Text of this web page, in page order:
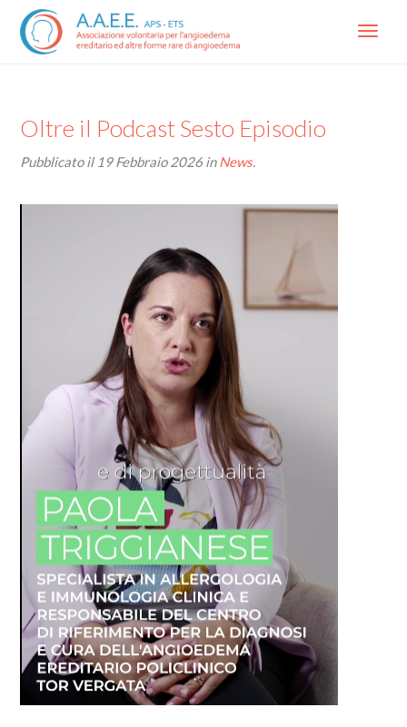
Menu
Oltre il Podcast Sesto Episodio
Pubblicato il 19 Febbraio 2026 inNews.